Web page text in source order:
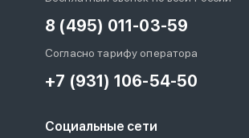
8 (495) 011-03-59
Согласно тарифу оператора
+7 (931) 106-54-50
Социальные сети